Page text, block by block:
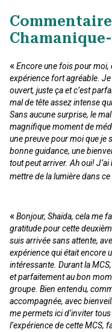
«Encore une fois pour moi,
expérience fort agréable.
ouvert, juste ça et c’est
mal de tête assez intense
Sans aucune surprise, le
magnifique moment de
une preuve pour moi que je
bonne guidance, une
tout peut arriver. Ah oui! J’ai
mettre de la lumière dans
«Bonjour, Shaïda, cela me
gratitude pour cette
suis arrivée sans attente,
expérience qui était encore
intéressante. Durant la
et parfaitement au bon
groupe. Bien entendu,
accompagnée, avec
me permets ici d’inviter
l’expérience de cette MCS,